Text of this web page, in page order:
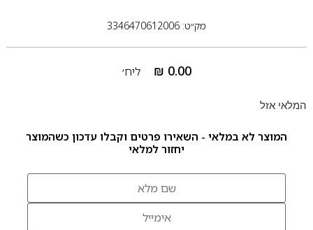
מק״ט: 3346470612006
₪ 0.00 ליח׳
המלאי אזל
המוצר לא במלאי - השאירו פרטים וקבלו עדכון כשהמוצר
יחזור למלאי